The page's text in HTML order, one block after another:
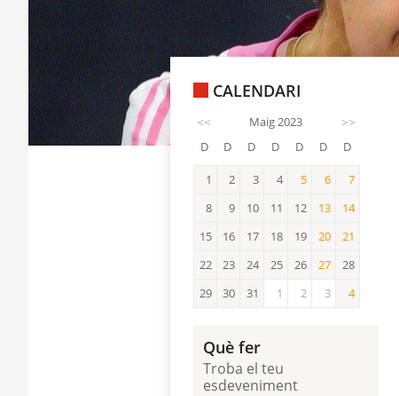
CALENDARI
<< Maig 2023 >>
D D D D D D D
1 2 3 4 5 6
6
7
7
8 9 10 11 12 13
13
14
14
15 16 17 18 19 20
20
21
21
22 23 24 25 26 27
28
29
30 31 1 2 3 4
Què fer
Troba el teu
esdeveniment